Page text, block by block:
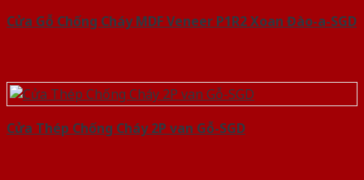
Cửa Gỗ Chống Cháy MDF Veneer P1R2 Xoan Đào-a-SGD
Cửa Thép Chống Cháy 2P van Gỗ-SGD